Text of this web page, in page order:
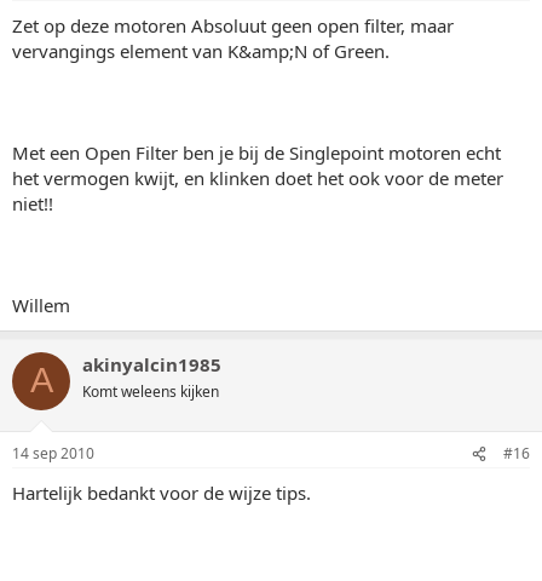
Zet op deze motoren Absoluut geen open filter, maar
vervangings element van K&amp;N of Green.
Met een Open Filter ben je bij de Singlepoint motoren echt
het vermogen kwijt, en klinken doet het ook voor de meter
niet!!
Willem
A akinyalcin1985
Komt weleens kijken
14 sep 2010 #16
Hartelijk bedankt voor de wijze tips.